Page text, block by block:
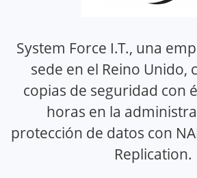
System Force I.T., una
sede en el Reino Unido,
copias de seguridad con
horas en la
protección de datos con
Replication.